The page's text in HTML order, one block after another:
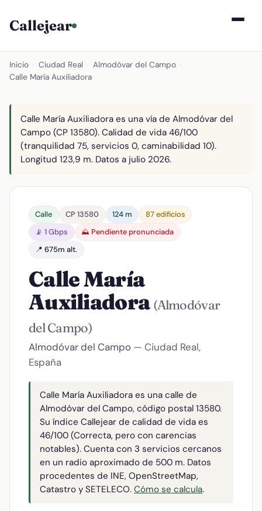
Callejear
Inicio Ciudad Real Almodóvar del Campo
Calle María Auxiliadora
Calle María Auxiliadora es una vía de Almodóvar del
Campo (CP 13580). Calidad de vida 46/100
(tranquilidad 75, servicios 0, caminabilidad 10).
Longitud 123,9 m. Datos a julio 2026.
Calle CP 13580 124 m
87 edificios
📡 1 Gbps
⛰️ Pendiente pronunciada
📍 675m alt.
Calle María
Auxiliadora (Almodóvar
del Campo)
Almodóvar del Campo — Ciudad Real,
España
Calle María Auxiliadora es una calle de
Almodóvar del Campo, código postal 13580.
Su índice Callejear de calidad de vida es
46/100 (Correcta, pero con carencias
notables). Cuenta con 3 servicios cercanos
en un radio aproximado de 500 m. Datos
procedentes de INE, OpenStreetMap,
Catastro y SETELECO. Cómo se calcula.